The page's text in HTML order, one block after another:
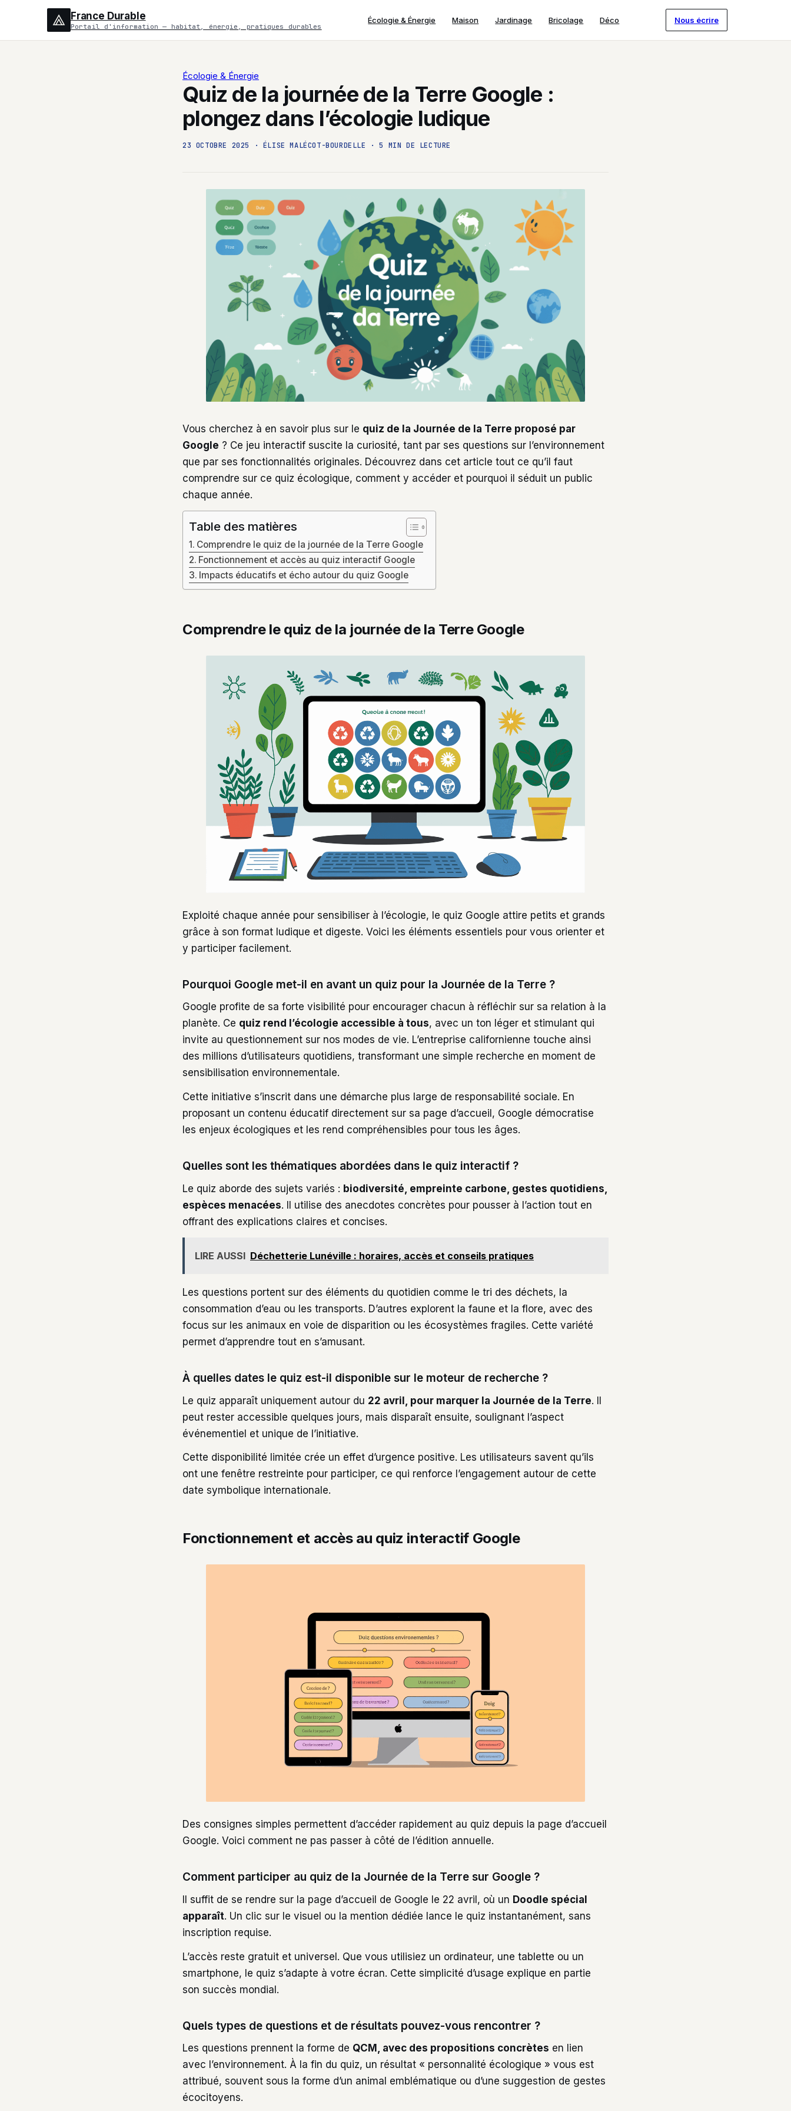
France Durable
Portail d'information — habitat, énergie, pratiques durables
Écologie & Énergie Maison Jardinage Bricolage Déco Nous écrire
Écologie & Énergie
Quiz de la journée de la Terre Google :
plongez dans l’écologie ludique
23 OCTOBRE 2025 · ÉLISE MALÉCOT-BOURDELLE · 5 MIN DE LECTURE
Vous cherchez à en savoir plus sur le quiz de la Journée de la Terre proposé par
Google ? Ce jeu interactif suscite la curiosité, tant par ses questions sur l’environnement
que par ses fonctionnalités originales. Découvrez dans cet article tout ce qu’il faut
comprendre sur ce quiz écologique, comment y accéder et pourquoi il séduit un public
chaque année.
Table des matières
Comprendre le quiz de la journée de la Terre Google
Fonctionnement et accès au quiz interactif Google
Impacts éducatifs et écho autour du quiz Google
Comprendre le quiz de la journée de la Terre Google
Exploité chaque année pour sensibiliser à l’écologie, le quiz Google attire petits et grands
grâce à son format ludique et digeste. Voici les éléments essentiels pour vous orienter et
y participer facilement.
Pourquoi Google met-il en avant un quiz pour la Journée de la Terre ?
Google profite de sa forte visibilité pour encourager chacun à réfléchir sur sa relation à la
planète. Ce quiz rend l’écologie accessible à tous, avec un ton léger et stimulant qui
invite au questionnement sur nos modes de vie. L’entreprise californienne touche ainsi
des millions d’utilisateurs quotidiens, transformant une simple recherche en moment de
sensibilisation environnementale.
Cette initiative s’inscrit dans une démarche plus large de responsabilité sociale. En
proposant un contenu éducatif directement sur sa page d’accueil, Google démocratise
les enjeux écologiques et les rend compréhensibles pour tous les âges.
Quelles sont les thématiques abordées dans le quiz interactif ?
Le quiz aborde des sujets variés : biodiversité, empreinte carbone, gestes quotidiens,
espèces menacées. Il utilise des anecdotes concrètes pour pousser à l’action tout en
offrant des explications claires et concises.
LIRE AUSSI Déchetterie Lunéville : horaires, accès et conseils pratiques
Les questions portent sur des éléments du quotidien comme le tri des déchets, la
consommation d’eau ou les transports. D’autres explorent la faune et la flore, avec des
focus sur les animaux en voie de disparition ou les écosystèmes fragiles. Cette variété
permet d’apprendre tout en s’amusant.
À quelles dates le quiz est-il disponible sur le moteur de recherche ?
Le quiz apparaît uniquement autour du 22 avril, pour marquer la Journée de la Terre. Il
peut rester accessible quelques jours, mais disparaît ensuite, soulignant l’aspect
événementiel et unique de l’initiative.
Cette disponibilité limitée crée un effet d’urgence positive. Les utilisateurs savent qu’ils
ont une fenêtre restreinte pour participer, ce qui renforce l’engagement autour de cette
date symbolique internationale.
Fonctionnement et accès au quiz interactif Google
Des consignes simples permettent d’accéder rapidement au quiz depuis la page d’accueil
Google. Voici comment ne pas passer à côté de l’édition annuelle.
Comment participer au quiz de la Journée de la Terre sur Google ?
Il suffit de se rendre sur la page d’accueil de Google le 22 avril, où un Doodle spécial
apparaît. Un clic sur le visuel ou la mention dédiée lance le quiz instantanément, sans
inscription requise.
L’accès reste gratuit et universel. Que vous utilisiez un ordinateur, une tablette ou un
smartphone, le quiz s’adapte à votre écran. Cette simplicité d’usage explique en partie
son succès mondial.
Quels types de questions et de résultats pouvez-vous rencontrer ?
Les questions prennent la forme de QCM, avec des propositions concrètes en lien
avec l’environnement. À la fin du quiz, un résultat « personnalité écologique » vous est
attribué, souvent sous la forme d’un animal emblématique ou d’une suggestion de gestes
écocitoyens.